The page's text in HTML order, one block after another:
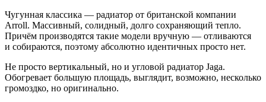
Чугунная классика — радиатор от британской компании
Arroll. Массивный, солидный, долго сохраняющий тепло.
Причём производятся такие модели вручную — отливаются
и собираются, поэтому абсолютно идентичных просто нет.
Не просто вертикальный, но и угловой радиатор Jaga.
Обогревает большую площадь, выглядит, возможно, несколько
громоздко, но оригинально.